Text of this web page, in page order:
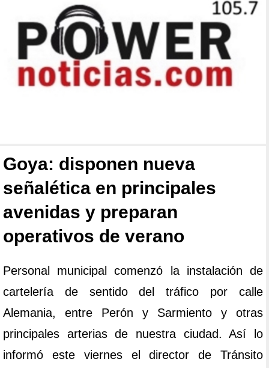
Goya: disponen nueva
señalética en principales
avenidas y preparan
operativos de verano
Personal municipal comenzó la instalación de
cartelería de sentido del tráfico por calle
Alemania, entre Perón y Sarmiento y otras
principales arterias de nuestra ciudad. Así lo
informó este viernes el director de Tránsito